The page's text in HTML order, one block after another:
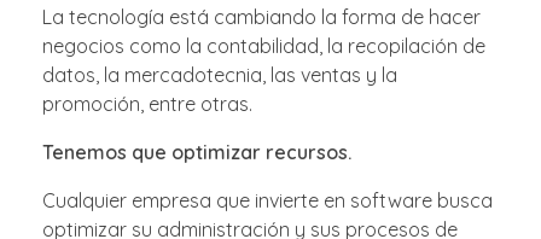
La tecnología está cambiando la forma de hacer
negocios como la contabilidad, la recopilación de
datos, la mercadotecnia, las ventas y la
promoción, entre otras.
Tenemos que optimizar recursos.
Cualquier empresa que invierte en software busca
optimizar su administración y sus procesos de